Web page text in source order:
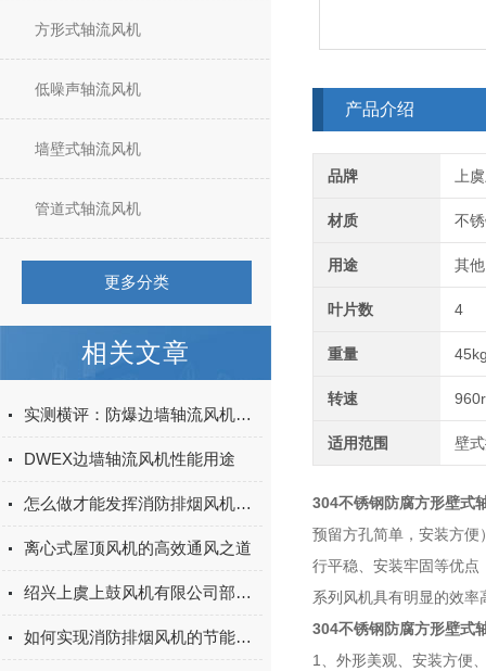
方形式轴流风机
低噪声轴流风机
墙壁式轴流风机
管道式轴流风机
更多分类
相关文章
实测横评：防爆边墙轴流风机哪家好？上虞上鼓四款主力风机深度拆解
DWEX边墙轴流风机性能用途
怎么做才能发挥消防排烟风机的大价值
离心式屋顶风机的高效通风之道
绍兴上虞上鼓风机有限公司部分风机结构介绍
如何实现消防排烟风机的节能效果
产品介绍
品牌 上
材质 不
用途 其他
叶片数 4
重量
转速
适用范围 壁
304不锈钢防腐方形壁式
预留方孔简单，安装方便
行平稳、安装牢固等优点
系列风机具有明显的效
304不锈钢防腐方形壁式
1 、外形美观、安装方便